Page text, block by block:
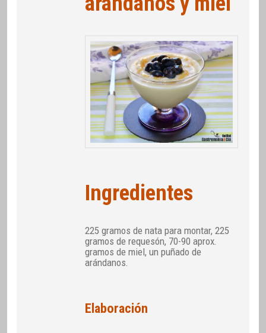
Ingredientes
225 gramos de nata para montar, 225
gramos de requesón, 70-90 aprox.
gramos de miel, un puñado de
arándanos.
Elaboración